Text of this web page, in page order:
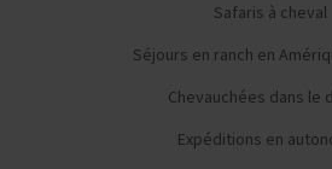
Safaris à cheval
Séjours en ranch en
Chevauchées dans le
Expéditions en